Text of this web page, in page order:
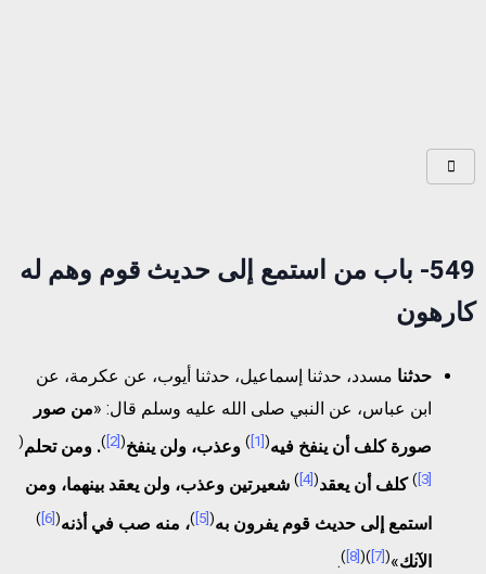
549-
باب من استمع إلى حديث قوم وهم له
كارهون
حدثنا مسدد، حدثنا إسماعيل، حدثنا أيوب، عن عكرمة، عن
ابن عباس، عن النبي صلى الله عليه وسلم قال: «من صور
صورة كلف أن ينفخ فيه(
) وعذب، ولن ينفخ(
[2]
). ومن تحلم(
) كلف أن يعقد(
[4]
) شعيرتين وعذب، ولن يعقد بينهما، ومن
استمع إلى حديث قوم يفرون به(
[5]
)، منه صب في أذنه(
[6]
)
الآنك»
(
)(
)
.